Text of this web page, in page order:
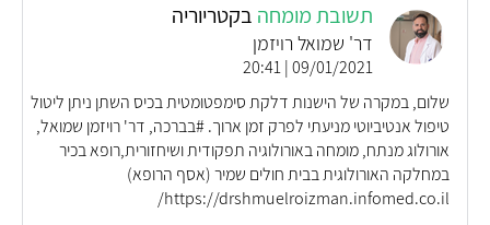
תשובת מומחה בקטריוריה
דר' שמואל רויזמן
09/01/2021 | 20:41
שלום, במקרה של הישנות דלקת סימפטומטית בכיס השתן ניתן ליטול
טיפול אנטיביוטי מניעתי לפרק זמן ארוך. #בברכה, דר' רויזמן שמואל,
אורולוג מנתח, מומחה באורולוגיה תפקודית ושיחזורית,רופא בכיר
במחלקה האורולוגית בבית חולים שמיר (אסף הרופא)
https://drshmuelroizman.infomed.co.il/